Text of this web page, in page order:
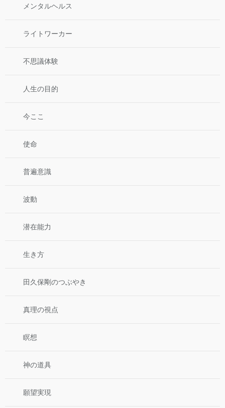
メンタルヘルス
ライトワーカー
不思議体験
人生の目的
今ここ
使命
普遍意識
波動
潜在能力
生き方
田久保剛のつぶやき
真理の視点
瞑想
神の道具
願望実現